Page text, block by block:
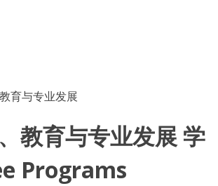
育与专业发展
教育与专业发展 学
Programs